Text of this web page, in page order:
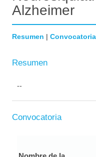
Alzheimer
Resumen | Convocatoria
Resumen
--
Convocatoria